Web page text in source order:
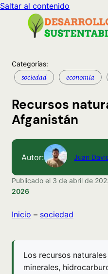
Saltar al contenido
Categorías:
sociedad economia
Recursos
Afganistán
Autor: Juan
Publicado el 3 de abril de
2026
Inicio – sociedad
Los recursos
minerales,